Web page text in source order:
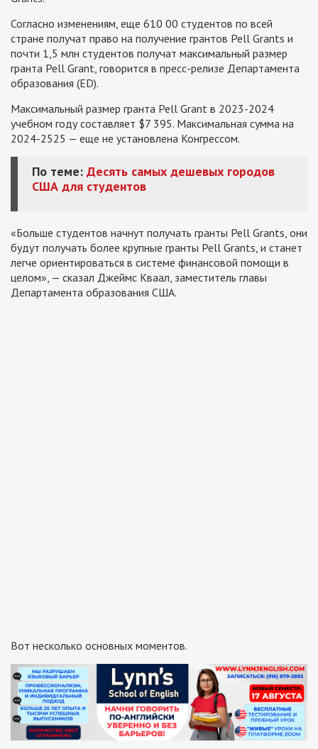
Согласно изменениям, еще 610 00 студентов по всей
стране получат право на получение грантов Pell Grants и
почти 1,5 млн студентов получат максимальный размер
гранта Pell Grant, говорится в пресс-релизе Департамента
образования (ED).
Максимальный размер гранта Pell Grant в 2023-2024
учебном году составляет $7 395. Максимальная сумма на
2024-2525 — еще не установлена Конгрессом.
По теме: Десять самых дешевых городов
США для студентов
«Больше студентов начнут получать гранты Pell Grants, они
будут получать более крупные гранты Pell Grants, и станет
легче ориентироваться в системе финансовой помощи в
целом», — сказал Джеймс Кваал, заместитель главы
Департамента образования США.
Вот несколько основных моментов.